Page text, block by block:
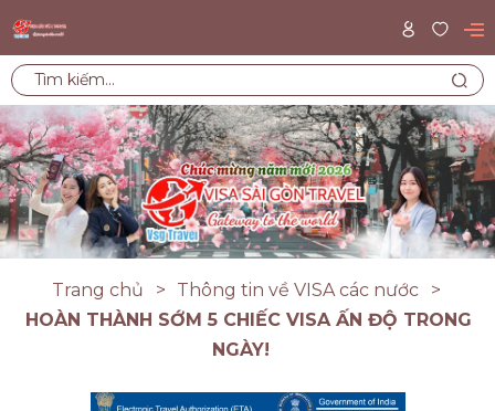
Trang chủ
Thông tin về VISA các nước
HOÀN THÀNH SỚM 5 CHIẾC VISA ẤN ĐỘ TRONG
NGÀY!